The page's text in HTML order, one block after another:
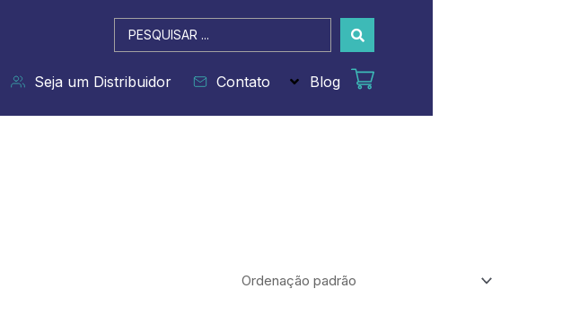
Pesquisar
...
Seja um Distribuidor Contato Blog